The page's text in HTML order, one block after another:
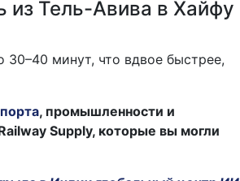
из Тель-Авива в Хайфу
30–40 минут, что вдвое быстрее,
, промышленности и
Supply, которые вы могли